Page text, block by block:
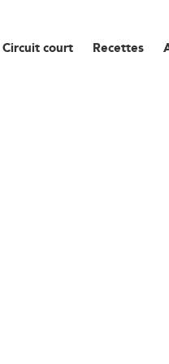
Circuit court Recettes